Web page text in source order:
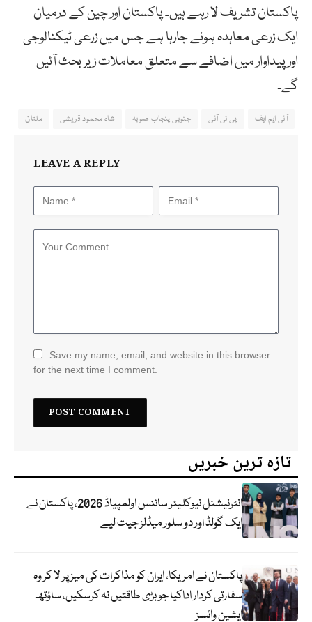
پاکستان تشریف لا رہے ہیں۔ پاکستان اور چین کے درمیان
ایک زرعی معاہدہ ہونے جارہا ہے جس میں زرعی ٹیکنالوجی
اور پیداوار میں اضافے سے متعلق معاملات زیر بحث آئیں
گے۔
آئی ایم ایف پی ٹی آئی جنوبی پنجاب صوبہ شاہ محمود قریشی ملتان
LEAVE A REPLY
Save my name, email, and website in this browser
for the next time I comment.
تازہ ترین خبریں
انٹرنیشنل نیوکلیئر سائنس اولمپیاڈ 2026، پاکستان نے
ایک گولڈ اور دو سلور میڈلز جیت لیے
پاکستان نے امریکا، ایران کو مذاکرات کی میز پر لا کر وہ
سفارتی کردار اداکیا جو بڑی طاقتیں نہ کرسکیں، ساؤتھ
ایشین وائسز